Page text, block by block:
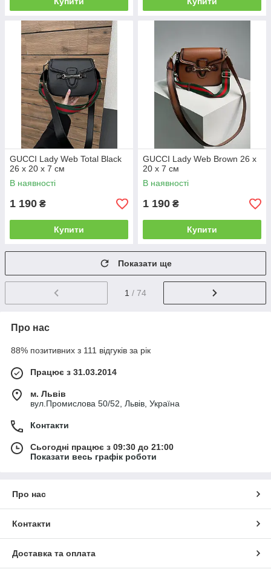
GUCCI Lady Web Total Black
26 х 20 х 7 см
В наявності
1 190 ₴
Купити
GUCCI Lady Web Brown 26 х
20 х 7 см
В наявності
1 190 ₴
Купити
Показати ще
1 / 74
Про нас
88% позитивних з 111 відгуків за рік
Працює з 31.03.2014
м. Львів
вул.Промислова 50/52, Львів, Україна
Контакти
Сьогодні працює з 09:30 до 21:00
Показати весь графік роботи
Про нас
Контакти
Доставка та оплата